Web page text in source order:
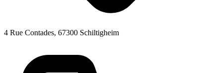
4 Rue Contades, 67300 Schiltigheim